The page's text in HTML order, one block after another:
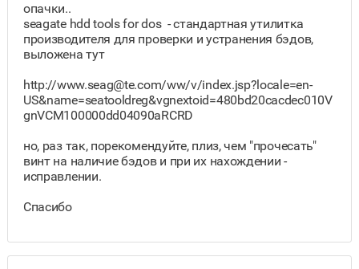
опачки..
seagate hdd tools for dos - стандартная утилитка
производителя для проверки и устранения бэдов,
выложена тут
http://www.seag@te.com/ww/v/index.jsp?locale=en-
US&name=seatooldreg&vgnextoid=480bd20cacdec010V
gnVCM100000dd04090aRCRD
но, раз так, порекомендуйте, плиз, чем "прочесать"
винт на наличие бэдов и при их нахождении -
исправлении.
Спасибо